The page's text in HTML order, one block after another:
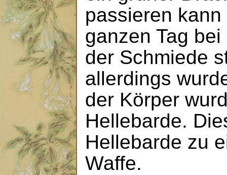
passieren
ganzen Tag
der Schmiede
allerdings
der Körper
Hellebarde.
Hellebarde zu
Waffe.